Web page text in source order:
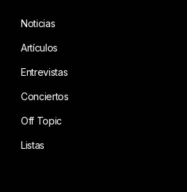
Noticias
Artículos
Entrevistas
Conciertos
Off Topic
Listas